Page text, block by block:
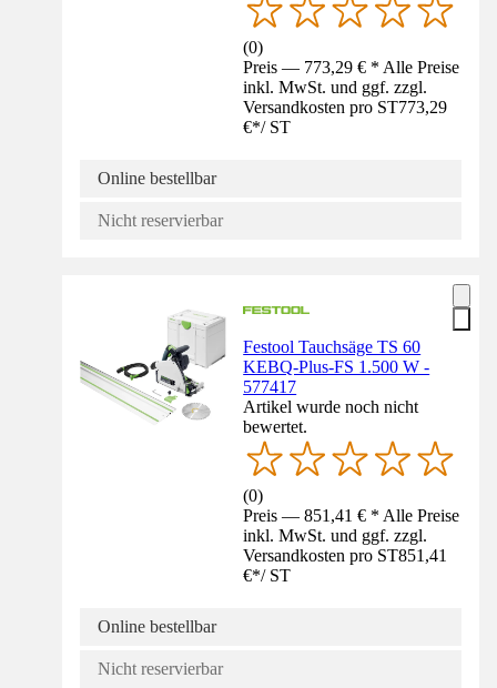
(0)
Preis — 773,29 € * Alle Preise
inkl. MwSt. und ggf. zzgl.
Versandkosten pro ST773,29
€*/ ST
Online bestellbar
Nicht reservierbar
Festool Tauchsäge TS 60
KEBQ-Plus-FS 1.500 W -
577417
Artikel wurde noch nicht
bewertet.
(0)
Preis — 851,41 € * Alle Preise
inkl. MwSt. und ggf. zzgl.
Versandkosten pro ST851,41
€*/ ST
Online bestellbar
Nicht reservierbar